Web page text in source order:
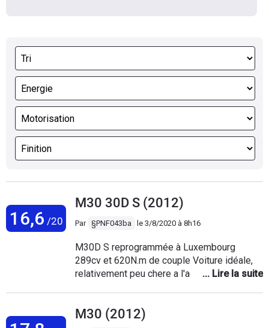
16,6 /20
M30 30D S (2012)
Par §PNF043ba le 3/8/2020 à 8h16
M30D S reprogrammée à Luxembourg
289cv et 620N.m de couple Voiture idéale,
relativement peu chere a l'achat surtout
rapport a la concurrence. 10l au 100 de
M30 (2012)